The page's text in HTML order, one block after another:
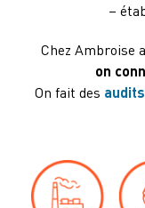
–
Chez Ambroise
on
On fait des audits